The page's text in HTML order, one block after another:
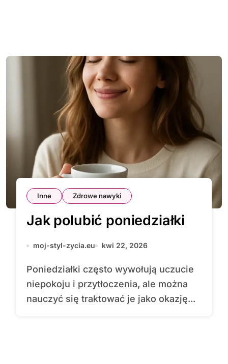
Inne Zdrowe nawyki
Jak polubić poniedziałki
moj-styl-zycia.eu kwi 22, 2026
Poniedziałki często wywołują uczucie
niepokoju i przytłoczenia, ale można
nauczyć się traktować je jako okazję...